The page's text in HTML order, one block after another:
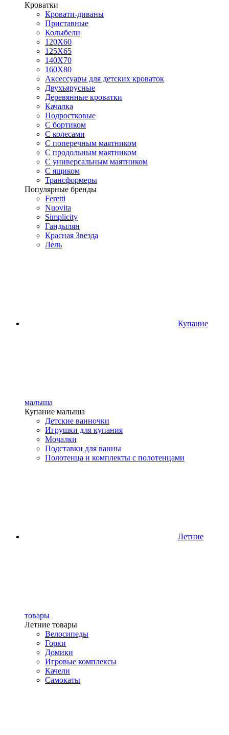
Кроватки
Кровати-диваны
Приставные
Колыбели
120Х60
125X65
140Х70
160Х80
Аксессуары для детских кроваток
Двухъярусные
Деревянные кроватки
Качалка
Подростковые
С бортиком
С колесами
С поперечным маятником
С продольным маятником
С универсальным маятником
С ящиком
Трансформеры
Популярные бренды
Feretti
Nuovita
Simplicity
Гандылян
Красная Звезда
Лель
Купание
малыша
Купание малыша
Детские ванночки
Игрушки для купания
Мочалки
Подставки для ванны
Полотенца и комплекты с полотенцами
Летние
товары
Летние товары
Велосипеды
Горки
Домики
Игровые комплексы
Качели
Самокаты